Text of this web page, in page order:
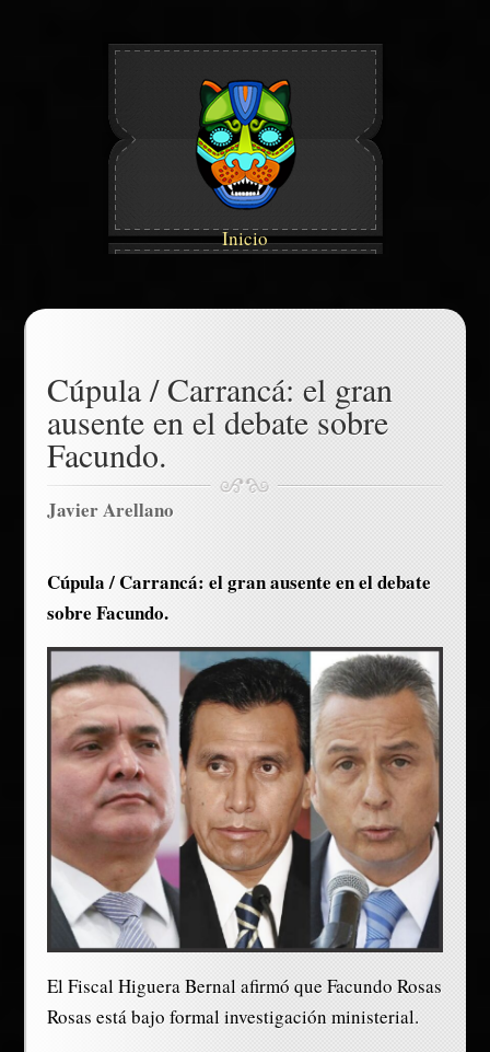
Inicio
Cúpula / Carrancá: el gran
ausente en el debate sobre
Facundo.
Javier Arellano
Cúpula / Carrancá: el gran ausente en el debate
sobre Facundo.
El Fiscal Higuera Bernal afirmó que Facundo Rosas
Rosas está bajo formal investigación ministerial.